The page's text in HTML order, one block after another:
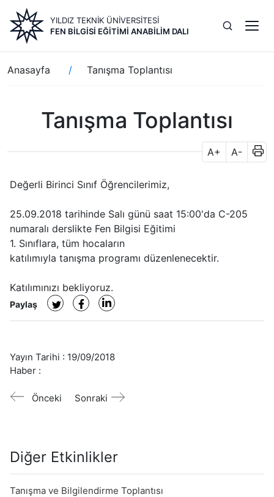
içeriğe
atla
YILDIZ TEKNİK ÜNİVERSİTESİ
FEN BILGISI EĞITIMI ANABILIM DALI
Sayfa
yolu
Anasayfa Tanışma Toplantısı
Tanışma Toplantısı
A+ A-
Değerli Birinci Sınıf Öğrencilerimiz,
25.09.2018 tarihinde Salı günü saat 15:00'da C-205
numaralı derslikte Fen Bilgisi Eğitimi
1. Sınıflara, tüm hocaların
katılımıyla tanışma programı düzenlenecektir.
Katılımınızı bekliyoruz.
Paylaş
Yayın Tarihi : 19/09/2018
Haber :
Önceki Sonraki
Diğer Etkinlikler
Tanışma ve Bilgilendirme Toplantısı